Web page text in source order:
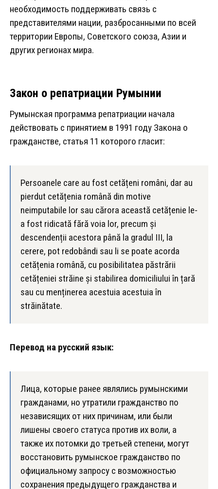
необходимость поддерживать связь с
представителями нации, разбросанными по всей
территории Европы, Советского союза, Азии и
других регионах мира.
Закон о репатриации Румынии
Румынская программа репатриации начала
действовать с принятием в 1991 году Закона о
гражданстве, статья 11 которого гласит:
Persoanele care au fost cetățeni români, dar au
pierdut cetățenia română din motive
neimputabile lor sau cărora această cetățenie le-
a fost ridicată fără voia lor, precum și
descendenții acestora până la gradul III, la
cerere, pot redobândi sau li se poate acorda
cetățenia română, cu posibilitatea păstrării
cetățeniei străine și stabilirea domiciliului în țară
sau cu menținerea acestuia acestuia în
străinătate.
Перевод на русский язык:
Лица, которые ранее являлись румынскими
гражданами, но утратили гражданство по
независящих от них причинам, или были
лишены своего статуса против их воли, а
также их потомки до третьей степени, могут
восстановить румынское гражданство по
официальному запросу с возможностью
сохранения предыдущего гражданства и